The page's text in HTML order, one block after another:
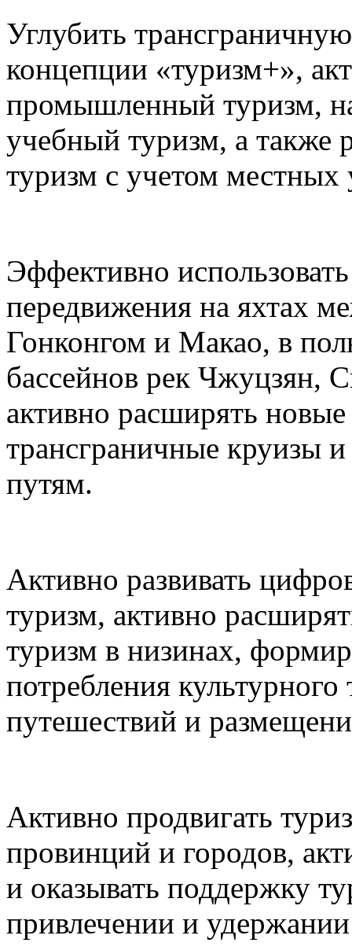
Углубить
концепции «туризм+»,
промышленный туризм,
учебный туризм, а также
туризм с учетом местных
Эффективно
передвижения на яхтах
Гонконгом и Макао, в
бассейнов рек Чжуцзян,
активно расширять
трансграничные круизы
путям.
Активно развивать
туризм, активно
туризм в низинах,
потребления
путешествий и
Активно продвигать
провинций и городов,
и оказывать поддержку
привлечении и